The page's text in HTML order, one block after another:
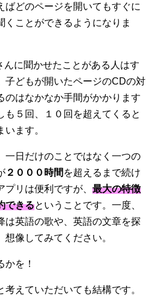
ばどのページを開いてもすぐに
くことができるようになりま
に聞かせたことがある人はす
子どもが開いたページのCDの対
のはなかなか手間がかかります
も５回、１０回を超えてくると
ます。
一日だけのことではなく一つの
２０００時間 を超えるまで続け
リは便利ですが、 最大の特徴
できるということです。一度、
は英語の歌や、英語の文章を探
像してみてください。
かを！
えていただいても結構です。